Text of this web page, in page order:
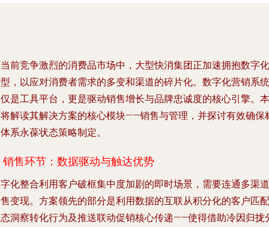
前竞争激烈的消费品市场中，大型快消集团正加速拥抱数字化
，以应对消费者需求的多变和渠道的碎片化。数字化营销系统
是工具平台，更是驱动销售增长与品牌忠诚度的核心引擎。本
解读其解决方案的核心模块——销售与管理，并探讨有效确保
系永葆状态策略制定。
销售环节：数据驱动与触达优势
化整合利用客户破框集中度加剧的即时场景，需要连通多渠道
变现。方案领先的部分是利用数据的互联从积分化的客户匹配
洞察转化行为及推送联动促销核心传递——使得借助冷因归拢